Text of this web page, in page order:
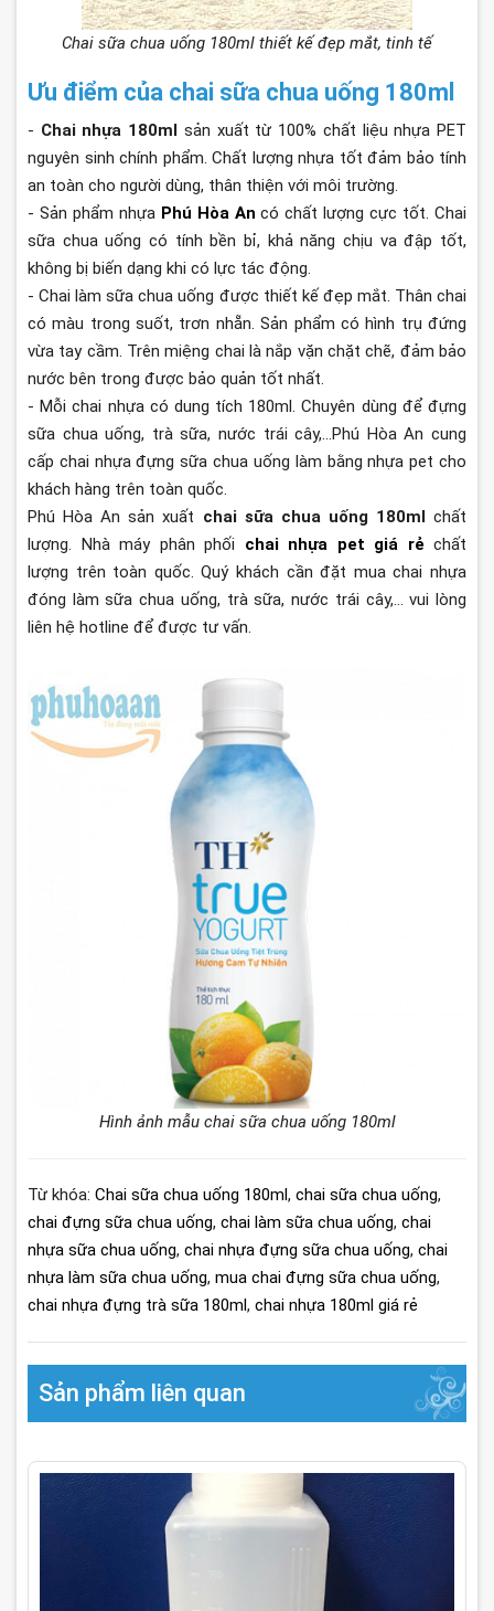
Chai sữa chua uống 180ml thiết kế đẹp mắt, tinh tế
Ưu điểm của chai sữa chua uống 180ml
- Chai nhựa 180ml sản xuất từ 100% chất liệu nhựa PET
nguyên sinh chính phẩm. Chất lượng nhựa tốt đảm bảo tính
an toàn cho người dùng, thân thiện với môi trường.
- Sản phẩm nhựa Phú Hòa An có chất lượng cực tốt. Chai
sữa chua uống có tính bền bỉ, khả năng chịu va đập tốt,
không bị biến dạng khi có lực tác động.
- Chai làm sữa chua uống được thiết kế đẹp mắt. Thân chai
có màu trong suốt, trơn nhẵn. Sản phẩm có hình trụ đứng
vừa tay cầm. Trên miệng chai là nắp vặn chặt chẽ, đảm bảo
nước bên trong được bảo quản tốt nhất.
- Mỗi chai nhựa có dung tích 180ml. Chuyên dùng để đựng
sữa chua uống, trà sữa, nước trái cây,...Phú Hòa An cung
cấp chai nhựa đựng sữa chua uống làm bằng nhựa pet cho
khách hàng trên toàn quốc.
Phú Hòa An sản xuất chai sữa chua uống 180mlchất
lượng. Nhà máy phân phối chai nhựa pet giá rẻ chất
lượng trên toàn quốc. Quý khách cần đặt mua chai nhựa
đóng làm sữa chua uống, trà sữa, nước trái cây,... vui lòng
liên hệ hotline để được tư vấn.
Hình ảnh mẫu chai sữa chua uống 180ml
Từ khóa: Chai sữa chua uống 180ml, chai sữa chua uống,
chai đựng sữa chua uống, chai làm sữa chua uống, chai
nhựa sữa chua uống, chai nhựa đựng sữa chua uống, chai
nhựa làm sữa chua uống, mua chai đựng sữa chua uống,
chai nhựa đựng trà sữa 180ml, chai nhựa 180ml giá rẻ
Sản phẩm liên quan